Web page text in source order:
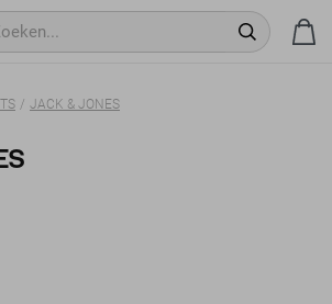
JACK & JONES